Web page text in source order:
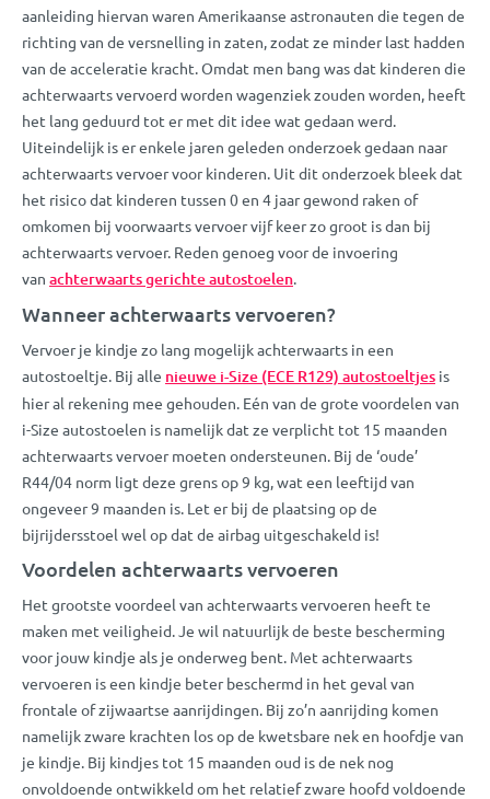
aanleiding hiervan waren Amerikaanse astronauten die tegen de
richting van de versnelling in zaten, zodat ze minder last hadden
van de acceleratie kracht. Omdat men bang was dat kinderen die
achterwaarts vervoerd worden wagenziek zouden worden, heeft
het lang geduurd tot er met dit idee wat gedaan werd.
Uiteindelijk is er enkele jaren geleden onderzoek gedaan naar
achterwaarts vervoer voor kinderen. Uit dit onderzoek bleek dat
het risico dat kinderen tussen 0 en 4 jaar gewond raken of
omkomen bij voorwaarts vervoer vijf keer zo groot is dan bij
achterwaarts vervoer. Reden genoeg voor de invoering
van achterwaarts gerichte autostoelen.
Wanneer achterwaarts vervoeren?
Vervoer je kindje zo lang mogelijk achterwaarts in een
autostoeltje. Bij alle nieuwe i-Size (ECE R129) autostoeltjes is
hier al rekening mee gehouden. Eén van de grote voordelen van
i-Size autostoelen is namelijk dat ze verplicht tot 15 maanden
achterwaarts vervoer moeten ondersteunen. Bij de ‘oude’
R44/04 norm ligt deze grens op 9 kg, wat een leeftijd van
ongeveer 9 maanden is. Let er bij de plaatsing op de
bijrijdersstoel wel op dat de airbag uitgeschakeld is!
Voordelen achterwaarts vervoeren
Het grootste voordeel van achterwaarts vervoeren heeft te
maken met veiligheid. Je wil natuurlijk de beste bescherming
voor jouw kindje als je onderweg bent. Met achterwaarts
vervoeren is een kindje beter beschermd in het geval van
frontale of zijwaartse aanrijdingen. Bij zo’n aanrijding komen
namelijk zware krachten los op de kwetsbare nek en hoofdje van
je kindje. Bij kindjes tot 15 maanden oud is de nek nog
onvoldoende ontwikkeld om het relatief zware hoofd voldoende